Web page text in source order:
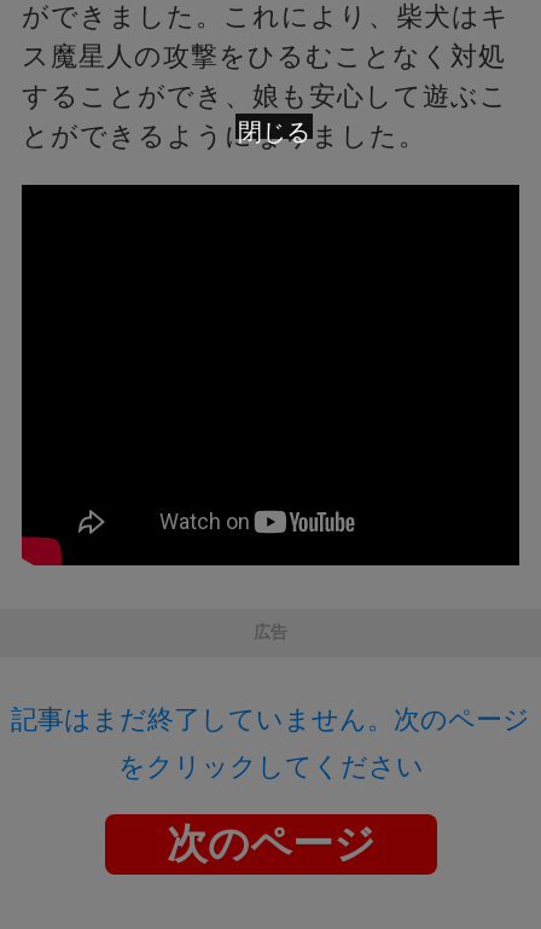
ができました。これにより、柴犬はキ
ス魔星人の攻撃をひるむことなく対処
することができ、娘も安心して遊ぶこ
とができるようになりました。
広告
記事はまだ終了していません。次のページ
をクリックしてください
次のページ
閉じる